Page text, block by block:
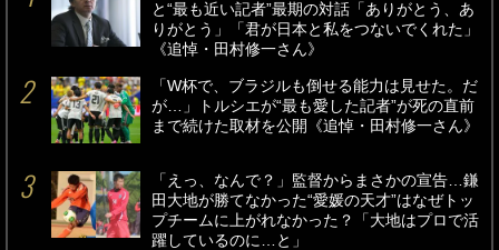
と“最も近い記者”最期の対話「ありがとう、あ
りがとう」「君が日本と私をつないでくれた」
《追悼・田村修一さん》
「W杯で、ブラジルも倒せる能力は見せた。だ
が…」トルシエが“最も愛した記者”が死の直前
まで続けた取材を公開《追悼・田村修一さん》
「えっ、なんで？」監督からまさかの宣告…鎌
田大地が勝てなかった“愛媛の天才”はなぜトッ
プチームに上がれなかった？「大地はプロで活
躍しているのに…と」